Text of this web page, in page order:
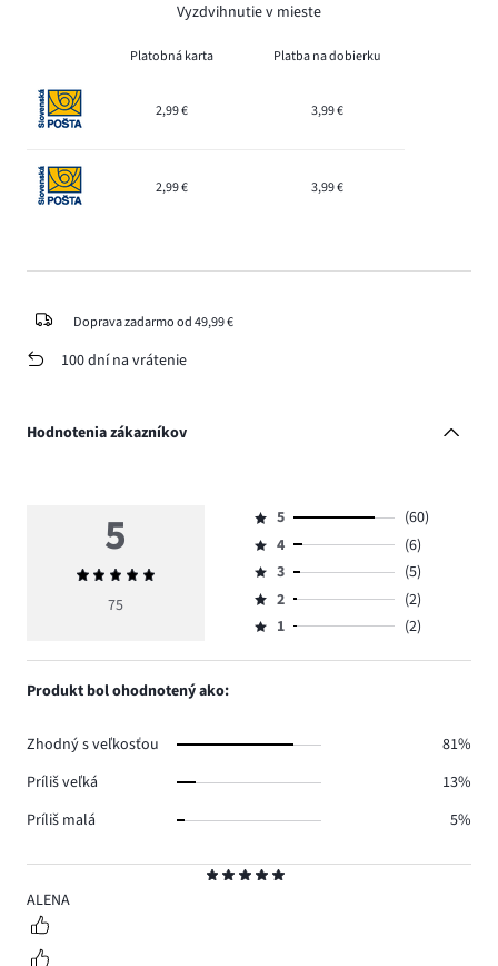
Vyzdvihnutie v mieste
Platobná karta Platba na dobierku
2,99 € 3,99 €
2,99 € 3,99 €
Doprava zadarmo od 49,99 €
100 dní na vrátenie
Hodnotenia zákazníkov
5
ALENA
5
Priemerné
hodnotenie
75
Hodnotenie
5,
počet
hlasov
60.
5
(60)
Hodnotenie
4,
počet
hlasov
4
(6)
Hodnotenie
3,
počet
3
(5)
Hodnotenie
2,
2
(2)
Hodnotenie
1,
1 (2)
Produkt bol ohodnotený ako:
Zhodný s veľkosťou
81%
Príliš veľká
13%
Príliš malá
5%